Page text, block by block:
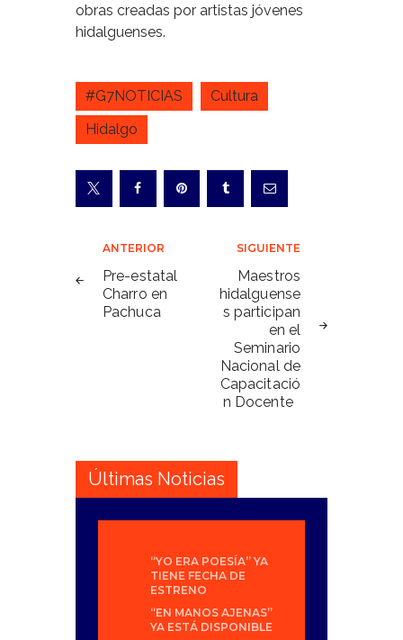
obras creadas por artistas jóvenes
hidalguenses.
#G7NOTICIAS
Cultura
Hidalgo
Navegación
de
entradas
ANTERIOR
Pre-estatal
Charro en
Pachuca
SIGUIENTE
Maestros
hidalguense
s participan
en el
Seminario
Nacional de
Capacitació
n Docente
Últimas Noticias
“YO ERA POESÍA” YA
TIENE FECHA DE
ESTRENO
“EN MANOS AJENAS”
YA ESTÁ DISPONIBLE